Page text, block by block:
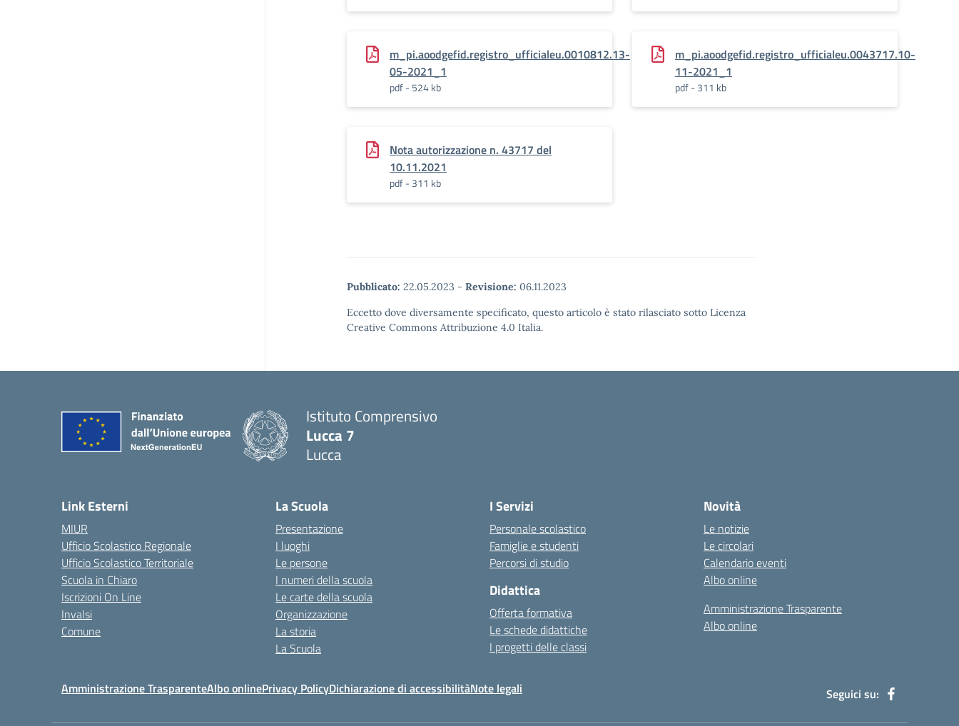
m_pi.aoodgefid.registro_ufficialeu.0010812.13-
05-2021_1
pdf - 524 kb
m_pi.aoodgefid.registro_ufficialeu.0043717.10-
11-2021_1
pdf - 311 kb
Nota autorizzazione n. 43717 del
10.11.2021
pdf - 311 kb
Pubblicato: 22.05.2023 - Revisione: 06.11.2023
Eccetto dove diversamente specificato, questo articolo è stato rilasciato sotto Licenza
Creative Commons Attribuzione 4.0 Italia.
Istituto Comprensivo
Lucca 7
Lucca
Link Esterni
MIUR
Ufficio Scolastico Regionale
Ufficio Scolastico Territoriale
Scuola in Chiaro
Iscrizioni On Line
Invalsi
Comune
La Scuola
Presentazione
I luoghi
Le persone
I numeri della scuola
Le carte della scuola
Organizzazione
La storia
La Scuola
I Servizi
Personale scolastico
Famiglie e studenti
Percorsi di studio
Didattica
Offerta formativa
Le schede didattiche
I progetti delle classi
Novità
Le notizie
Le circolari
Calendario eventi
Albo online
Amministrazione Trasparente
Albo online
Amministrazione TrasparenteAlbo onlinePrivacy PolicyDichiarazione di accessibilitàNote legali Seguici su: